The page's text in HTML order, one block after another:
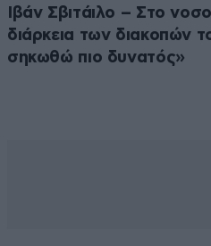
Ιβάν Σβιτάιλο – Στο
διάρκεια των διακοπών
σηκωθώ πιο δυνατός»